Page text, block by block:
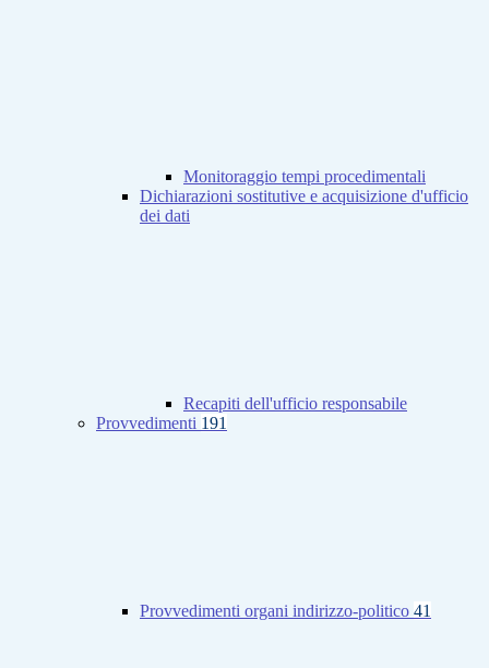
Monitoraggio tempi procedimentali
Dichiarazioni sostitutive e acquisizione d'ufficio
dei dati
Recapiti dell'ufficio responsabile
Provvedimenti 191
Provvedimenti organi indirizzo-politico 41